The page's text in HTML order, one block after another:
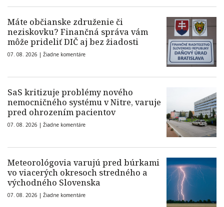
Máte občianske združenie či
neziskovku? Finančná správa vám
môže prideliť DIČ aj bez žiadosti
07. 08. 2026 | Žiadne komentáre
SaS kritizuje problémy nového
nemocničného systému v Nitre, varuje
pred ohrozením pacientov
07. 08. 2026 | Žiadne komentáre
Meteorológovia varujú pred búrkami
vo viacerých okresoch stredného a
východného Slovenska
07. 08. 2026 | Žiadne komentáre